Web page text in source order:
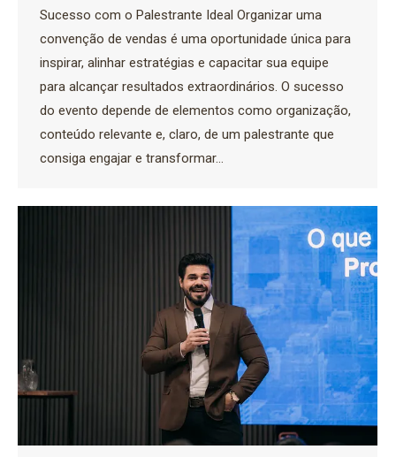
Sucesso com o Palestrante Ideal Organizar uma
convenção de vendas é uma oportunidade única para
inspirar, alinhar estratégias e capacitar sua equipe
para alcançar resultados extraordinários. O sucesso
do evento depende de elementos como organização,
conteúdo relevante e, claro, de um palestrante que
consiga engajar e transformar…